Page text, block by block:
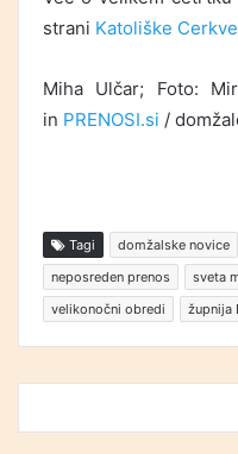
strani Katoliške
Miha Ulčar; Foto:
in PRENOSI.si /
Tagi domžalske novice
neposreden prenos
sveta
velikonočni obredi
župnija